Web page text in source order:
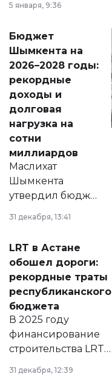
принести
народу
Венесуэлы.
5 января, 9:36
Бюджет
Шымкента на
2026–2028 годы:
рекордные
доходы и
долговая
нагрузка на
сотни
миллиардов
Маслихат
Шымкента
утвердил бюджет
города на 2026–
2028 годы.
документ
появился в базе
нормативных
правовых актов и
на сайте маслихат
города.
31 декабря, 13:41
LRT в Астане
обошел дороги:
рекордные траты
республиканского
бюджета
В 2025 году
финансирование
строительства LRT
в Астане из
республиканского
31 декабря, 12:39